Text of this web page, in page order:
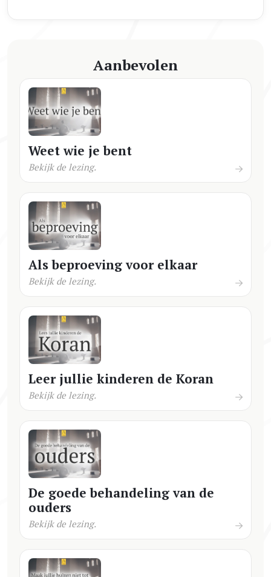
Aanbevolen
Weet wie je bent
Bekijk de lezing.
Als beproeving voor elkaar
Bekijk de lezing.
Leer jullie kinderen de Koran
Bekijk de lezing.
De goede behandeling van de
ouders
Bekijk de lezing.